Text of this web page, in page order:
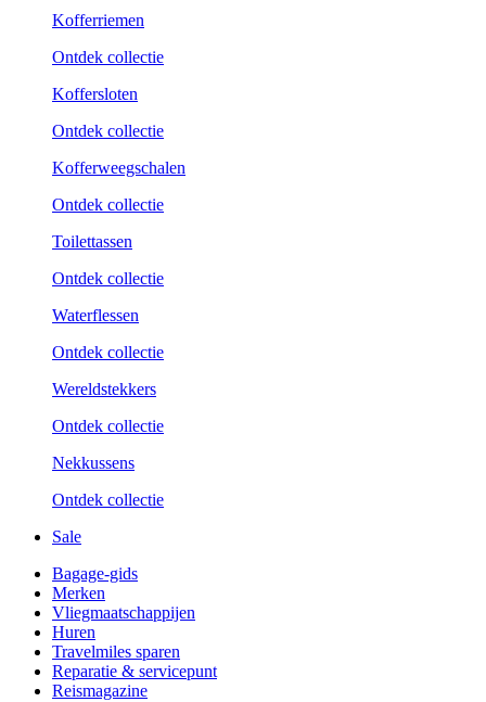
Kofferriemen
Ontdek collectie
Koffersloten
Ontdek collectie
Kofferweegschalen
Ontdek collectie
Toilettassen
Ontdek collectie
Waterflessen
Ontdek collectie
Wereldstekkers
Ontdek collectie
Nekkussens
Ontdek collectie
Sale
Bagage-gids
Merken
Vliegmaatschappijen
Huren
Travelmiles sparen
Reparatie & servicepunt
Reismagazine